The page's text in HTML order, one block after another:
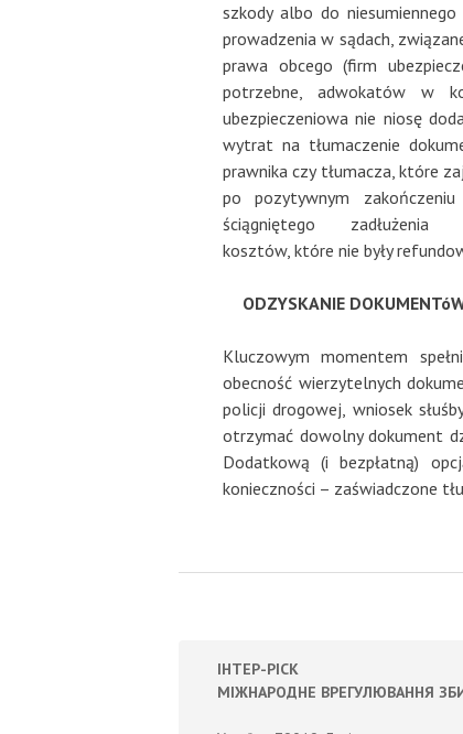
szkody albo do
prowadzenia w sądach,
prawa obcego (firm
potrzebne, adwokatów w
ubezpieczeniowa nie niosę
wytrat na tłumaczenie
prawnika czy tłumacza, które
po pozytywnym
ściągniętego
kosztów, które nie były
ODZYSKANIE
Kluczowym momentem
obecność wierzytelnych
policji drogowej, wniosek
otrzymać dowolny dokument
Dodatkową (i bezpłatną)
konieczności – zaświadczone
ІНТЕР-РІСК
МІЖНАРОДНЕ ВРЕГУЛЮВАННЯ